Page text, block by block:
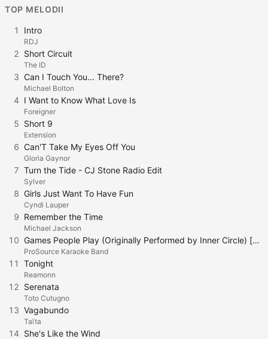
TOP MELODII
1 Intro
RDJ
2 Short Circuit
The ID
3 Can I Touch You... There?
Michael Bolton
4 I Want to Know What Love Is
Foreigner
5 Short 9
Extension
6 Can'T Take My Eyes Off You
Gloria Gaynor
7 Turn the Tide - CJ Stone Radio Edit
Sylver
8 Girls Just Want To Have Fun
Cyndi Lauper
9 Remember the Time
Michael Jackson
10 Games People Play (Originally Performed by Inner Circle) [Karaoke]
ProSource Karaoke Band
11 Tonight
Reamonn
12 Serenata
Toto Cutugno
13 Vagabundo
Taïta
14 She's Like the Wind